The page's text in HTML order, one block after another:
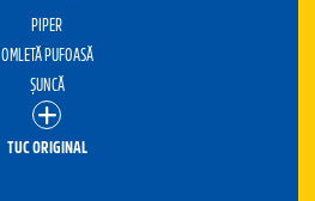
PIPER
OMLETĂ PUFOASĂ
ȘUNCĂ
TUC ORIGINAL